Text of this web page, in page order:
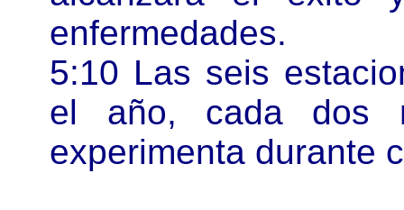
enfermedades.
5:10 Las seis
el año, cada dos
experimenta durante